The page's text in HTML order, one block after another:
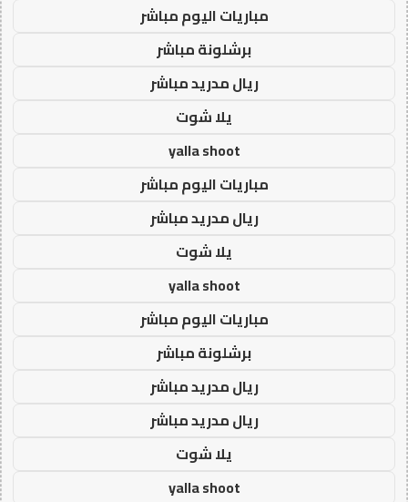
مباريات اليوم مباشر
برشلونة مباشر
ريال مدريد مباشر
يلا شوت
yalla shoot
مباريات اليوم مباشر
ريال مدريد مباشر
يلا شوت
yalla shoot
مباريات اليوم مباشر
برشلونة مباشر
ريال مدريد مباشر
ريال مدريد مباشر
يلا شوت
yalla shoot